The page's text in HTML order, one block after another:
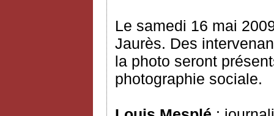
Le samedi 16 mai
Jaurès. Des
la photo seront
photographie sociale.